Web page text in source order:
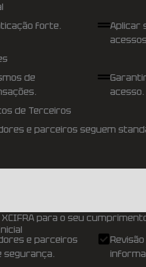
forte.
Aplicar
de
acesso.
de Terceiros
e parceiros seguem
para o seu
e parceiros
segurança.